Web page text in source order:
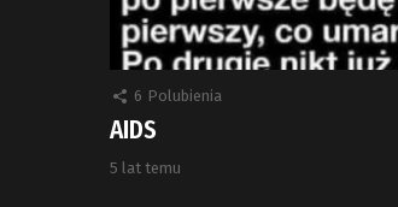
6 Polubienia
AIDS
5 lat temu